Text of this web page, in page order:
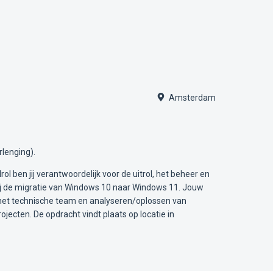
Amsterdam
ben jij verantwoordelijk voor de uitrol, het beheer en
migratie van Windows 10 naar Windows 11. Jouw
technische team en analyseren/oplossen van
De opdracht vindt plaats op locatie in